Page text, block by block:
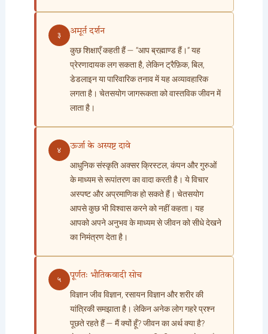
३ अमूर्त दर्शन
कुछ शिक्षाएँ कहती हैं — “आप ब्रह्माण्ड हैं।” यह
प्रेरणादायक लग सकता है, लेकिन ट्रैफ़िक, बिल,
डेडलाइन या पारिवारिक तनाव में यह अव्यावहारिक
लगता है। चेतसयोग जागरूकता को वास्तविक जीवन में
लाता है।
४ ऊर्जा के अस्पष्ट दावे
आधुनिक संस्कृति अक्सर क्रिस्टल, कंपन और गुरुओं
के माध्यम से रूपांतरण का वादा करती है। ये विचार
अस्पष्ट और अप्रमाणिक हो सकते हैं। चेतसयोग
आपसे कुछ भी विश्वास करने को नहीं कहता। यह
आपको अपने अनुभव के माध्यम से जीवन को सीधे देखने
का निमंत्रण देता है।
५ पूर्णतः भौतिकवादी सोच
विज्ञान जीव विज्ञान, रसायन विज्ञान और शरीर की
यांत्रिकी समझाता है। लेकिन अनेक लोग गहरे प्रश्न
पूछते रहते हैं — मैं क्यों हूँ? जीवन का अर्थ क्या है?